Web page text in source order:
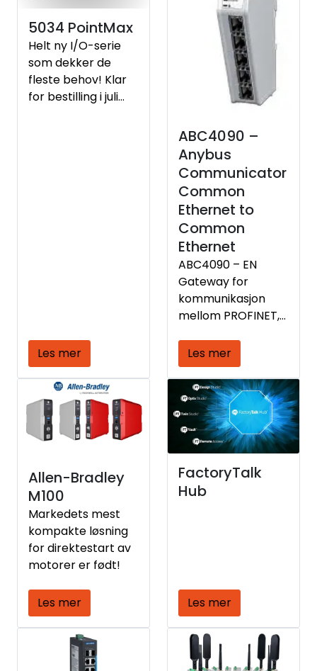
5034 PointMax
Helt ny I/O-serie
som dekker de
fleste behov! Klar
for bestilling i juli
Les mer
ABC4090 –
Anybus
Communicator
Common
Ethernet to
Common
Ethernet
ABC4090 – EN
Gateway for
kommunikasjon
mellom PROFINET,
EtherNet/IP og
Modbus TCP
PLS/kontrollsystem
er.
Les mer
Allen-Bradley
M100
Markedets mest
kompakte løsning
for direktestart av
motorer er født!
Les mer
FactoryTalk
Hub
Les mer